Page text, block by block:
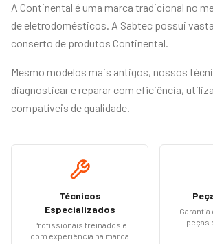
A Continental é uma marca tradicional no
de eletrodomésticos. A Sabtec possui
conserto de produtos Continental.
Mesmo modelos mais antigos, nossos
diagnosticar e reparar com eficiência,
compatíveis de qualidade.
Técnicos
Especializados
Profissionais treinados e
com experiência na marca
Garantia
peças